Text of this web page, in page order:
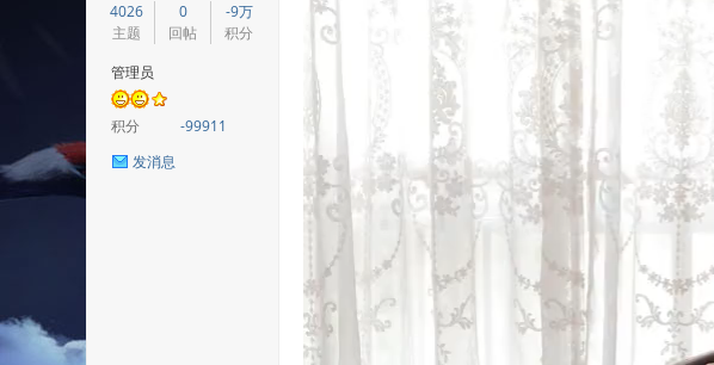
4026
主题
0
回帖
-9万
积分
管理员
积分
-99911
发消息